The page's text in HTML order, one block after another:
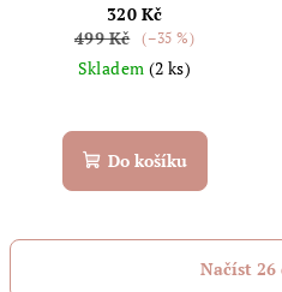
320 Kč
499 Kč
(–35 %)
Skladem (2 ks)
Do košíku
Načíst 26